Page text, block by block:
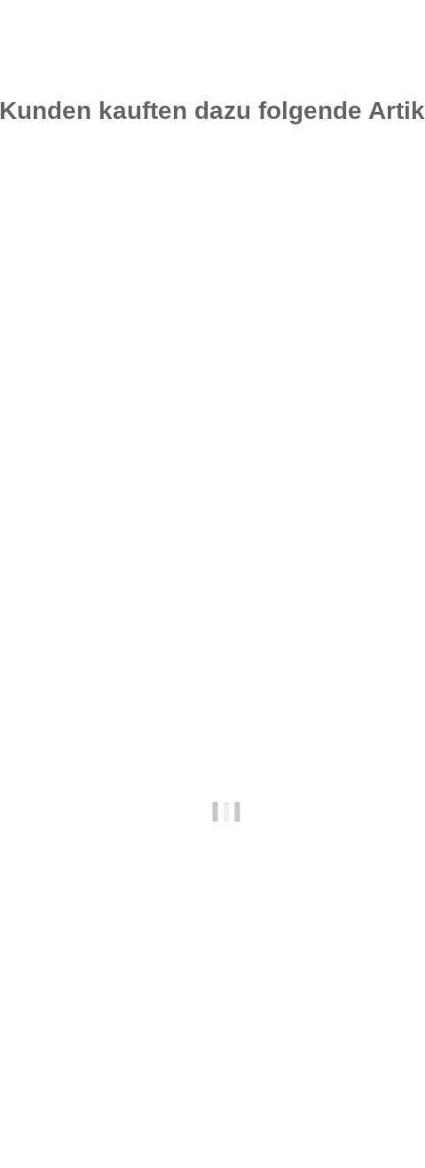
Kunden kauften dazu folgende